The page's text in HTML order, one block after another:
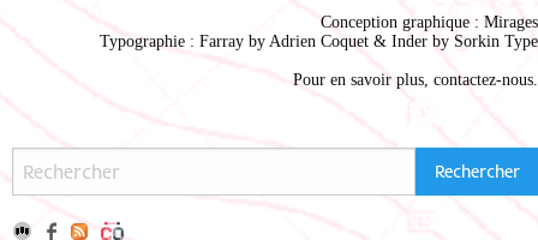
Conception graphique : Mirages
Typographie : Farray by Adrien Coquet & Inder by Sorkin Type
Pour en savoir plus, contactez-nous